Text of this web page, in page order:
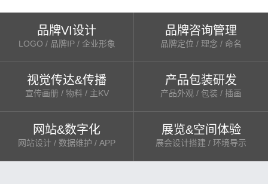
品牌VI设计
LOGO / 品牌IP / 企业形象
品牌咨询管理
品牌定位 / 理念 / 命名
视觉传达&传播
宣传画册 / 物料 / 主KV
产品包装研发
产品外观 / 包装 / 插画
网站&数字化
网站设计 / 数据维护 / APP
展览&空间体验
展会设计搭建 / 环境导示